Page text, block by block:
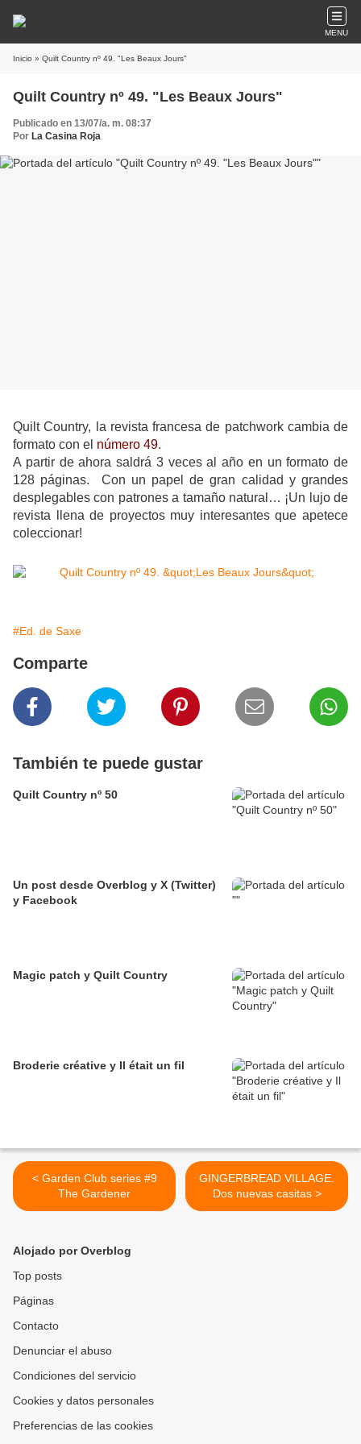
MENU
Inicio » Quilt Country nº 49. "Les Beaux Jours"
Quilt Country nº 49. "Les Beaux Jours"
Publicado en 13/07/a. m. 08:37
Por La Casina Roja
Quilt Country, la revista francesa de patchwork cambia de
formato con el número 49.
A partir de ahora saldrá 3 veces al año en un formato de
128 páginas. Con un papel de gran calidad y grandes
desplegables con patrones a tamaño natural… ¡Un lujo de
revista llena de proyectos muy interesantes que apetece
coleccionar!
#Ed. de Saxe
Comparte
También te puede gustar
Quilt Country nº 50
Un post desde Overblog y X (Twitter)
y Facebook
Magic patch y Quilt Country
Broderie créative y Il était un fil
< Garden Club series #9
The Gardener
GINGERBREAD VILLAGE.
Dos nuevas casitas >
Alojado por Overblog
Top posts
Páginas
Contacto
Denunciar el abuso
Condiciones del servicio
Cookies y datos personales
Preferencias de las cookies